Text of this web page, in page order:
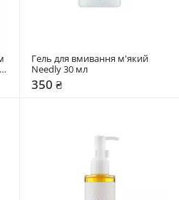
Гель для вмивання м'який
Needly 30 мл
350 ₴